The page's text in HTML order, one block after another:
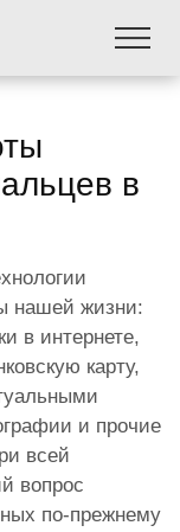
в
нашей жизни:
в интернете,
карту,
и прочие
всей
вопрос
по-прежнему